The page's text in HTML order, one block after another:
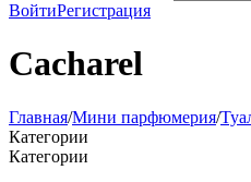
ВойтиРегистрация
Cacharel
Главная/Мини парфюмерия/
Категории
Категории